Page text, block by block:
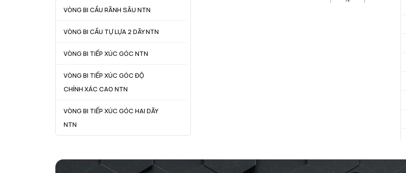
VÒNG BI CẦU RÃNH SÂU NTN
VÒNG BI CẦU TỰ LỰA 2 DÃY NTN
VÒNG BI TIẾP XÚC GÓC NTN
VÒNG BI TIẾP XÚC GÓC ĐỘ
CHÍNH XÁC CAO NTN
VÒNG BI TIẾP XÚC GÓC HAI DÃY
NTN
VÒNG BI TANG TRỐNG NTN